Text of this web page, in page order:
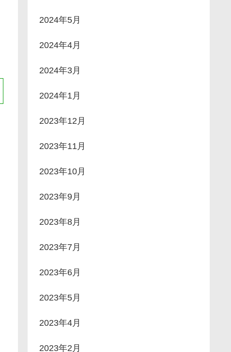
2024年5月
2024年4月
2024年3月
2024年1月
2023年12月
2023年11月
2023年10月
2023年9月
2023年8月
2023年7月
2023年6月
2023年5月
2023年4月
2023年2月